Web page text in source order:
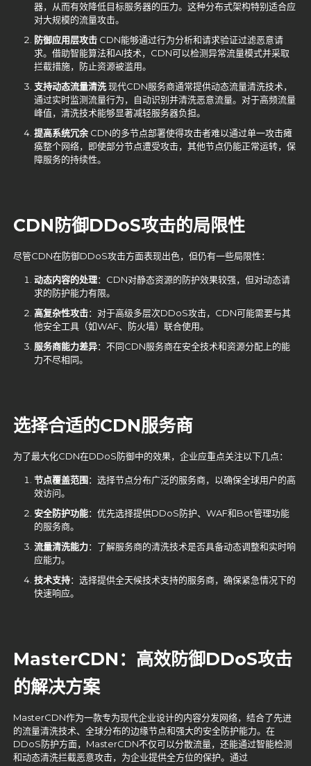
器，从而有效降低目标服务器的压力。这种分布式架构特别适合应
对大规模的流量攻击。
防御应用层攻击 CDN能够通过行为分析和请求验证过滤恶意请
求。借助智能算法和AI技术，CDN可以检测异常流量模式并采取
拦截措施，防止资源被滥用。
支持动态流量清洗现代CDN服务商通常提供动态流量清洗技术，
通过实时监测流量行为，自动识别并清洗恶意流量。对于高频流量
峰值，清洗技术能够显著减轻服务器负担。
提高系统冗余CDN的多节点部署使得攻击者难以通过单一攻击瘫
痪整个网络，即使部分节点遭受攻击，其他节点仍能正常运转，保
障服务的持续性。
CDN防御DDoS攻击的局限性
尽管CDN在防御DDoS攻击方面表现出色，但仍有一些局限性：
动态内容的处理：CDN对静态资源的防护效果较强，但对动态请
求的防护能力有限。
高复杂性攻击：对于高级多层次DDoS攻击，CDN可能需要与其
他安全工具（如WAF、防火墙）联合使用。
服务商能力差异：不同CDN服务商在安全技术和资源分配上的能
力不尽相同。
选择合适的CDN服务商
为了最大化CDN在DDoS防御中的效果，企业应重点关注以下几点：
节点覆盖范围：选择节点分布广泛的服务商，以确保全球用户的高
效访问。
安全防护功能：优先选择提供DDoS防护、WAF和Bot管理功能
的服务商。
流量清洗能力：了解服务商的清洗技术是否具备动态调整和实时响
应能力。
技术支持：选择提供全天候技术支持的服务商，确保紧急情况下的
快速响应。
MasterCDN ：高效防御DDoS攻击
的解决方案
MasterCDN作为一款专为现代企业设计的内容分发网络，结合了先进
的流量清洗技术、全球分布的边缘节点和强大的安全防护能力。在
DDoS防护方面，MasterCDN不仅可以分散流量，还能通过智能检测
和动态清洗拦截恶意攻击，为企业提供全方位的保护。通过